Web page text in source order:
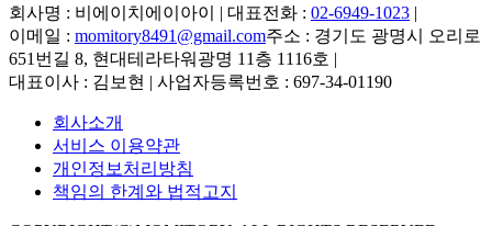
회사명 : 비에이치에이아이 | 대표전화 : 02-6949-1023 |
이메일 : momitory8491@gmail.com주소 : 경기도 광명시 오리로
651번길 8, 현대테라타워광명 11층 1116호 |
대표이사 : 김보현 | 사업자등록번호 : 697-34-01190
회사소개
서비스 이용약관
개인정보처리방침
책임의 한계와 법적고지